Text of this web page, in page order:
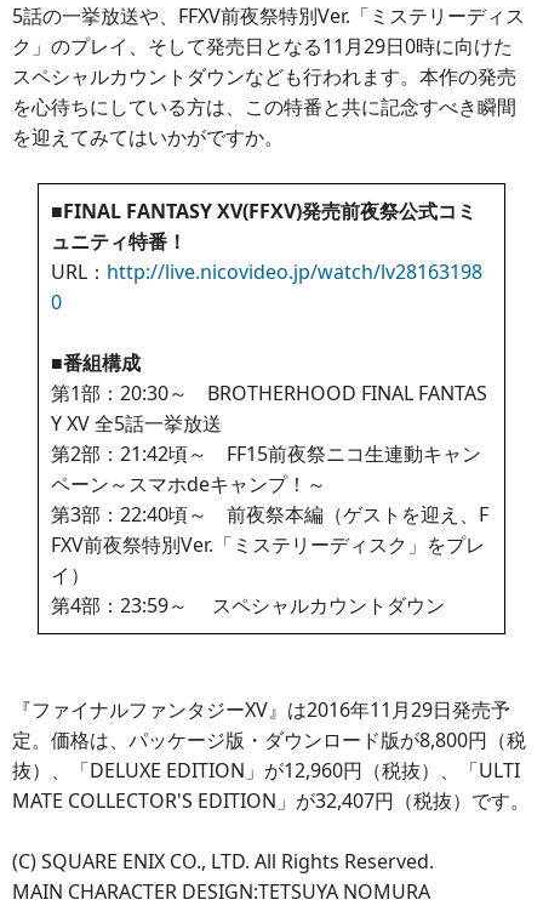
5話の一挙放送や、FFXV前夜祭特別Ver.「ミステリーディス
ク」のプレイ、そして発売日となる11月29日0時に向けた
スペシャルカウントダウンなども行われます。本作の発売
を心待ちにしている方は、この特番と共に記念すべき瞬間
を迎えてみてはいかがですか。
■FINAL FANTASY XV(FFXV)発売前夜祭公式コミ
ュニティ特番！
URL： http://live.nicovideo.jp/watch/lv28163198
0
■番組構成
第1部：20:30～ BROTHERHOOD FINAL FANTAS
Y XV 全5話一挙放送
第2部：21:42頃～ FF15前夜祭ニコ生連動キャン
ペーン～スマホdeキャンプ！～
第3部：22:40頃～ 前夜祭本編（ゲストを迎え、F
FXV前夜祭特別Ver.「ミステリーディスク」をプレ
イ）
第4部：23:59～ スペシャルカウントダウン
『ファイナルファンタジーXV』は2016年11月29日発売予
定。価格は、パッケージ版・ダウンロード版が8,800円（税
抜）、「DELUXE EDITION」が12,960円（税抜）、「ULTI
MATE COLLECTOR'S EDITION」が32,407円（税抜）です。
(C) SQUARE ENIX CO., LTD. All Rights Reserved.
MAIN CHARACTER DESIGN:TETSUYA NOMURA